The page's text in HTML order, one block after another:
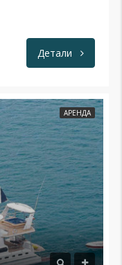
Детали
АРЕНДА